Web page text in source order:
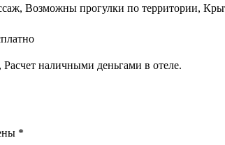
Возможны прогулки по территории,
наличными деньгами в отеле.
*